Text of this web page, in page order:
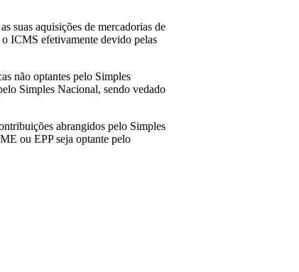
suas aquisições de mercadorias de
ICMS efetivamente devido pelas
não optantes pelo Simples
Simples Nacional, sendo vedado
abrangidos pelo Simples
ou EPP seja optante pelo